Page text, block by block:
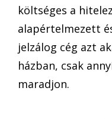
költséges a
alapértelmezett
jelzálog cég azt
házban, csak
maradjon.